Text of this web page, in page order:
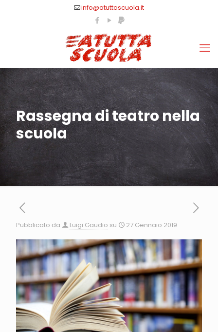
info@atuttascuola.it
Rassegna di teatro nella
scuola
Pubblicato da Luigi Gaudio su 27 Gennaio 2019